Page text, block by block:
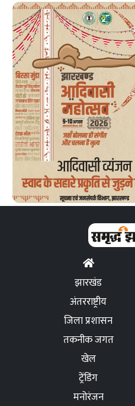
झारखंड
अंतरराष्ट्रीय
जिला प्रशासन
तकनीक जगत
खेल
ट्रेंडिंग
मनोरंजन